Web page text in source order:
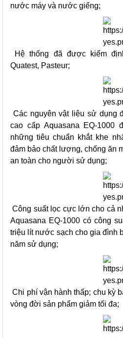
nước máy và nước giếng;
Hệ thống đã được kiểm
Quatest, Pasteur;
Các nguyên vật liệu sử dụng
cao cấp Aquasana EQ-
những tiêu chuẩn khắt khe
đảm bảo chất lượng, chống ăn
an toàn cho người sử dụng;
Công suất lọc cực lớn cho cả
Aquasana EQ-1000 có công
triệu lít nước sạch cho gia đình
năm sử dụng;
Chi phí vận hành thấp; chu kỳ
vòng đời sản phẩm giảm tối đa;